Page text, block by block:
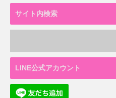
サイト内検索
LINE公式アカウント